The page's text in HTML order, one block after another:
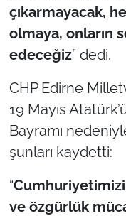
çıkarmayacak,
olmaya, onların
edeceğiz” dedi.
CHP Edirne
19 Mayıs
Bayramı
şunları kaydetti:
“
ve özgürlük
Bölge
Güvenlik
Genel
Politika
Flaş Haber
Dış Haberler